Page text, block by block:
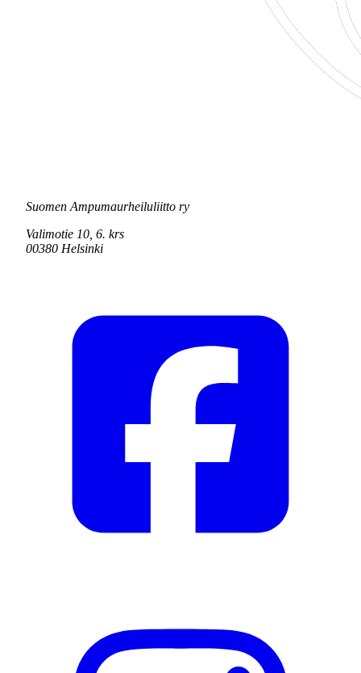
Suomen Ampumaurheiluliitto ry
Valimotie 10, 6. krs
00380 Helsinki